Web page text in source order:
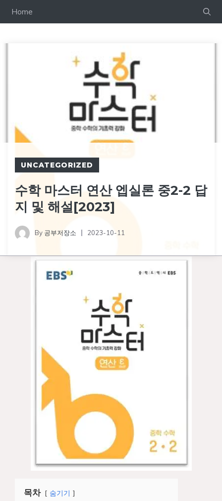
Home
UNCATEGORIZED
수학 마스터 연산 엡실론 중2-2 답
지 및 해설[2023]
By 공부저장소 2023-10-11
목차 숨기기